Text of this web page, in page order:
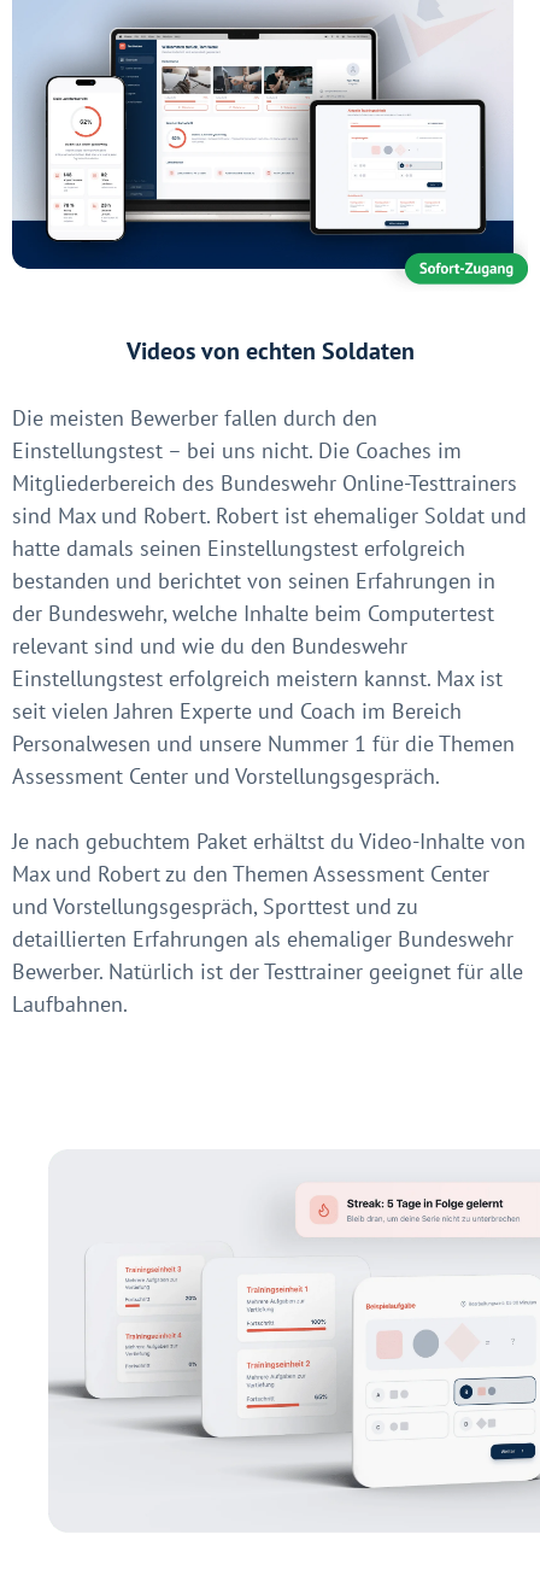
Videos von echten Soldaten
Die meisten Bewerber fallen durch den
Einstellungstest – bei uns nicht. Die Coaches im
Mitgliederbereich des Bundeswehr Online-Testtrainers
sind Max und Robert. Robert ist ehemaliger Soldat und
hatte damals seinen Einstellungstest erfolgreich
bestanden und berichtet von seinen Erfahrungen in
der Bundeswehr, welche Inhalte beim Computertest
relevant sind und wie du den Bundeswehr
Einstellungstest erfolgreich meistern kannst. Max ist
seit vielen Jahren Experte und Coach im Bereich
Personalwesen und unsere Nummer 1 für die Themen
Assessment Center und Vorstellungsgespräch.
Je nach gebuchtem Paket erhältst du Video-Inhalte von
Max und Robert zu den Themen Assessment Center
und Vorstellungsgespräch, Sporttest und zu
detaillierten Erfahrungen als ehemaliger Bundeswehr
Bewerber. Natürlich ist der Testtrainer geeignet für alle
Laufbahnen.